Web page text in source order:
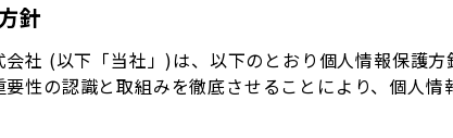
針
会社 (以下「当社」)は、以下のとおり個人情報保護
性の認識と取組みを徹底させることにより、個人情